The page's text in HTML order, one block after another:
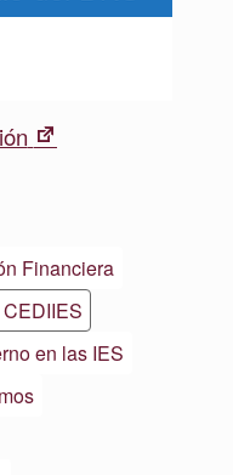
Financiera
CEDIIES
en las IES